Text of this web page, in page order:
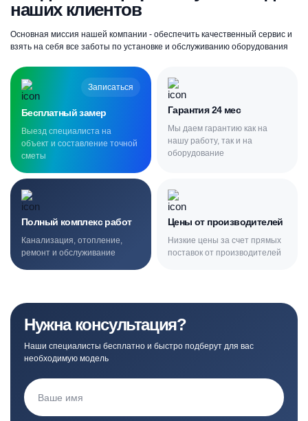
наших клиентов
Основная миссия нашей компании - обеспечить качественный сервис и
взять на себя все заботы по установке и обслуживанию оборудования
Записаться
Бесплатный замер
Выезд специалиста на
объект и составление точной
сметы
Гарантия 24 мес
Мы даем гарантию как на
нашу работу, так и на
оборудование
Полный комплекс работ
Канализация, отопление,
ремонт и обслуживание
Цены от производителей
Низкие цены за счет прямых
поставок от производителей
Нужна консультация?
Наши специалисты бесплатно и быстро подберут для вас
необходимую модель